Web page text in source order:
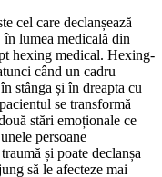
cel care declanșează
lumea medicală din
hexing medical. Hexing-
când un cadru
stânga și în dreapta cu
se transformă
stări emoționale ce
persoane
și poate declanșa
să le afecteze mai